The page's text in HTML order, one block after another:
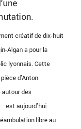
créatif de dix-huit
Algan a pour la
lyonnais. Cette
d’Anton
des
est aujourd’hui
libre au